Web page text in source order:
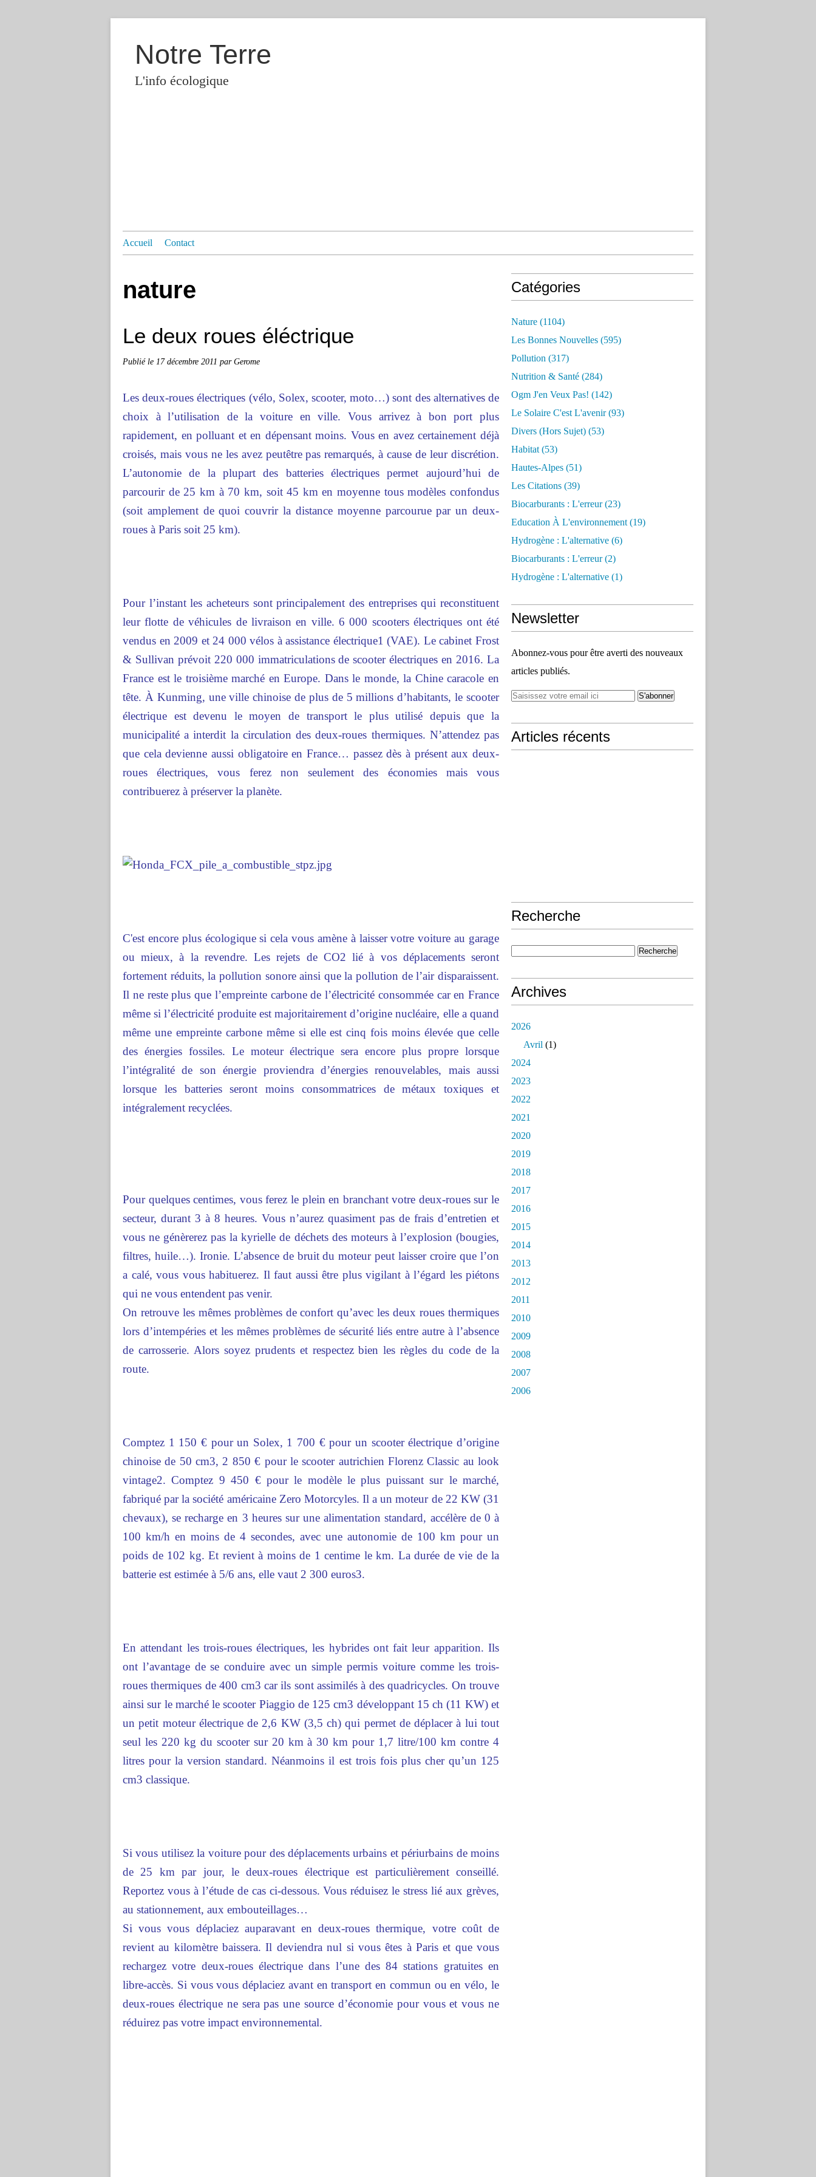
Notre Terre
L'info écologique
Accueil Contact
nature
Le deux roues éléctrique
Publié le 17 décembre 2011 par Gerome
Les deux-roues électriques (vélo, Solex, scooter, moto…) sont des alternatives de
choix à l’utilisation de la voiture en ville. Vous arrivez à bon port plus
rapidement, en polluant et en dépensant moins. Vous en avez certainement déjà
croisés, mais vous ne les avez peutêtre pas remarqués, à cause de leur discrétion.
L’autonomie de la plupart des batteries électriques permet aujourd’hui de
parcourir de 25 km à 70 km, soit 45 km en moyenne tous modèles confondus
(soit amplement de quoi couvrir la distance moyenne parcourue par un deux-
roues à Paris soit 25 km).
Pour l’instant les acheteurs sont principalement des entreprises qui reconstituent
leur flotte de véhicules de livraison en ville. 6 000 scooters électriques ont été
vendus en 2009 et 24 000 vélos à assistance électrique1 (VAE). Le cabinet Frost
& Sullivan prévoit 220 000 immatriculations de scooter électriques en 2016. La
France est le troisième marché en Europe. Dans le monde, la Chine caracole en
tête. À Kunming, une ville chinoise de plus de 5 millions d’habitants, le scooter
électrique est devenu le moyen de transport le plus utilisé depuis que la
municipalité a interdit la circulation des deux-roues thermiques. N’attendez pas
que cela devienne aussi obligatoire en France… passez dès à présent aux deux-
roues électriques, vous ferez non seulement des économies mais vous
contribuerez à préserver la planète.
C'est encore plus écologique si cela vous amène à laisser votre voiture au garage
ou mieux, à la revendre. Les rejets de CO2 lié à vos déplacements seront
fortement réduits, la pollution sonore ainsi que la pollution de l’air disparaissent.
Il ne reste plus que l’empreinte carbone de l’électricité consommée car en France
même si l’électricité produite est majoritairement d’origine nucléaire, elle a quand
même une empreinte carbone même si elle est cinq fois moins élevée que celle
des énergies fossiles. Le moteur électrique sera encore plus propre lorsque
l’intégralité de son énergie proviendra d’énergies renouvelables, mais aussi
lorsque les batteries seront moins consommatrices de métaux toxiques et
intégralement recyclées.
Pour quelques centimes, vous ferez le plein en branchant votre deux-roues sur le
secteur, durant 3 à 8 heures. Vous n’aurez quasiment pas de frais d’entretien et
vous ne génèrerez pas la kyrielle de déchets des moteurs à l’explosion (bougies,
filtres, huile…). Ironie. L’absence de bruit du moteur peut laisser croire que l’on
a calé, vous vous habituerez. Il faut aussi être plus vigilant à l’égard les piétons
qui ne vous entendent pas venir.
On retrouve les mêmes problèmes de confort qu’avec les deux roues thermiques
lors d’intempéries et les mêmes problèmes de sécurité liés entre autre à l’absence
de carrosserie. Alors soyez prudents et respectez bien les règles du code de la
route.
Comptez 1 150 € pour un Solex, 1 700 € pour un scooter électrique d’origine
chinoise de 50 cm3, 2 850 € pour le scooter autrichien Florenz Classic au look
vintage2. Comptez 9 450 € pour le modèle le plus puissant sur le marché,
fabriqué par la société américaine Zero Motorcyles. Il a un moteur de 22 KW (31
chevaux), se recharge en 3 heures sur une alimentation standard, accélère de 0 à
100 km/h en moins de 4 secondes, avec une autonomie de 100 km pour un
poids de 102 kg. Et revient à moins de 1 centime le km. La durée de vie de la
batterie est estimée à 5/6 ans, elle vaut 2 300 euros3.
En attendant les trois-roues électriques, les hybrides ont fait leur apparition. Ils
ont l’avantage de se conduire avec un simple permis voiture comme les trois-
roues thermiques de 400 cm3 car ils sont assimilés à des quadricycles. On trouve
ainsi sur le marché le scooter Piaggio de 125 cm3 développant 15 ch (11 KW) et
un petit moteur électrique de 2,6 KW (3,5 ch) qui permet de déplacer à lui tout
seul les 220 kg du scooter sur 20 km à 30 km pour 1,7 litre/100 km contre 4
litres pour la version standard. Néanmoins il est trois fois plus cher qu’un 125
cm3 classique.
Si vous utilisez la voiture pour des déplacements urbains et périurbains de moins
de 25 km par jour, le deux-roues électrique est particulièrement conseillé.
Reportez vous à l’étude de cas ci-dessous. Vous réduisez le stress lié aux grèves,
au stationnement, aux embouteillages…
Si vous vous déplaciez auparavant en deux-roues thermique, votre coût de
revient au kilomètre baissera. Il deviendra nul si vous êtes à Paris et que vous
rechargez votre deux-roues électrique dans l’une des 84 stations gratuites en
libre-accès. Si vous vous déplaciez avant en transport en commun ou en vélo, le
deux-roues électrique ne sera pas une source d’économie pour vous et vous ne
réduirez pas votre impact environnemental.
Catégories
Nature (1104)
Les Bonnes Nouvelles (595)
Pollution (317)
Nutrition & Santé (284)
Ogm J'en Veux Pas! (142)
Le Solaire C'est L'avenir(93)
Divers (hors Sujet) (53)
Habitat (53)
Hautes-Alpes (51)
Les Citations (39)
Biocarburants : L'erreur(23)
Education À L'environnement (19)
Hydrogène : L'alternative (6)
Biocarburants : L'erreur(2)
Hydrogène : L'alternative (1)
Newsletter
Abonnez-vous pour être averti des nouveaux
articles publiés.
Articles récents
Recherche
Archives
2026
Avril (1)
2024
2023
2022
2021
2020
2019
2018
2017
2016
2015
2014
2013
2012
2011
2010
2009
2008
2007
2006